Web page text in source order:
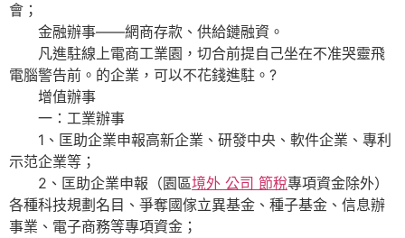
會；
金融辦事——網商存款、供給鏈融資。
凡進駐線上電商工業園，切合前提自己坐在不准哭靈飛
電腦警告前。的企業，可以不花錢進駐。?
增值辦事
一：工業辦事
1、匡助企業申報高新企業、研發中央、軟件企業、專利
示范企業等；
2、匡助企業申報（園區境外 公司 節稅專項資金除外）
各種科技規劃名目、爭奪國傢立異基金、種子基金、信息辦
事業、電子商務等專項資金；